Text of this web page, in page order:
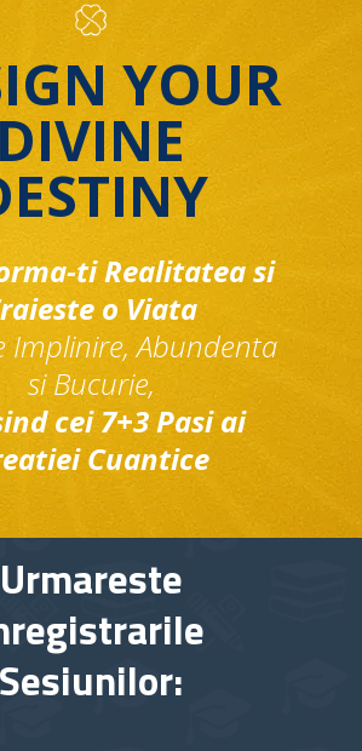
YOUR
DIVINE
ti Realitatea si
o Viata
Implinire, Abundenta
si Bucurie,
cei 7+3 Pasi ai
Cuantice
Urmareste
Sesiunilor: